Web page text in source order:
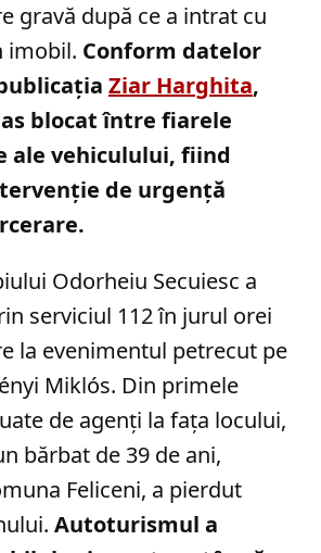
gravă după ce a intrat cu
imobil. Conform datelor
Ziar Harghita,
blocat între fiarele
ale vehiculului, fiind
de urgență
Odorheiu Secuiesc a
serviciul 112 în jurul orei
la evenimentul petrecut pe
Miklós. Din primele
de agenți la fața locului,
bărbat de 39 de ani,
Feliceni, a pierdut
Autoturismul a